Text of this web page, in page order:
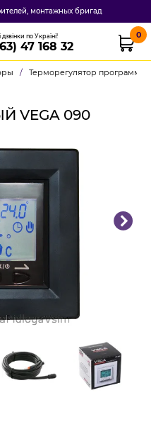
монтажных бригад
по Україні!
47 168 32
0
/ Терморегулятор
VEGA 090